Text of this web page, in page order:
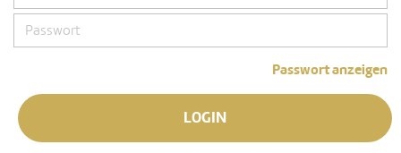
Passwort anzeigen
LOGIN